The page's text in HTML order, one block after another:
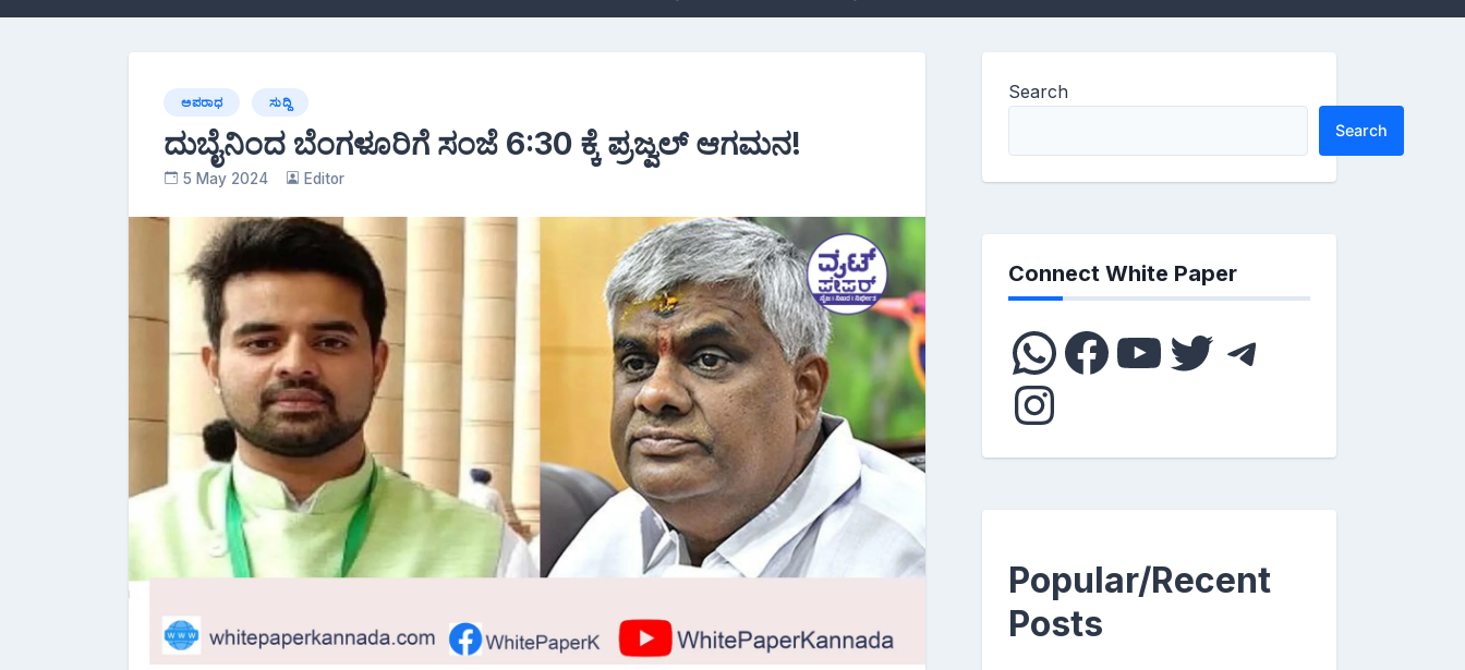
ಅಪರಾಧ ಸುದ್ದಿ
ದುಬೈನಿಂದ ಬೆಂಗಳೂರಿಗೆ ಸಂಜೆ 6:30 ಕ್ಕೆ ಪ್ರಜ್ವಲ್ ಆಗಮನ!
5 May 2024 Editor
Search
Search
Connect White Paper
WhatsApp Facebook YouTube Twitter
Telegram
Instagram
Popular/Recent
Posts